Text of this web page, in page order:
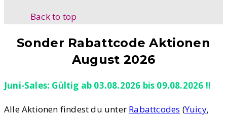
Back to top
Sonder Rabattcode Aktionen
August 2026
Juni-Sales: Gültig ab 03.08.2026 bis 09.08.2026 !!
Alle Aktionen findest du unter Rabattcodes (Yuicy,